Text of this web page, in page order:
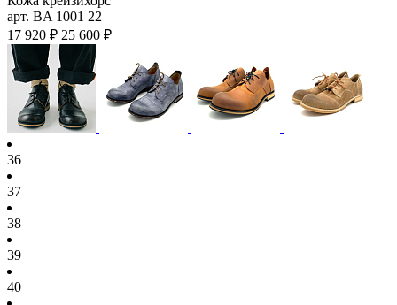
арт. BA 1001 22
17 920 ₽ 25 600 ₽
36
37
38
39
40